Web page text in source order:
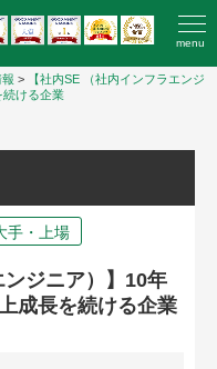
menu
>
【社内SE （社内インフラエンジ
続ける企業
手・上場
ンジニア）】10年
成長を続ける企業